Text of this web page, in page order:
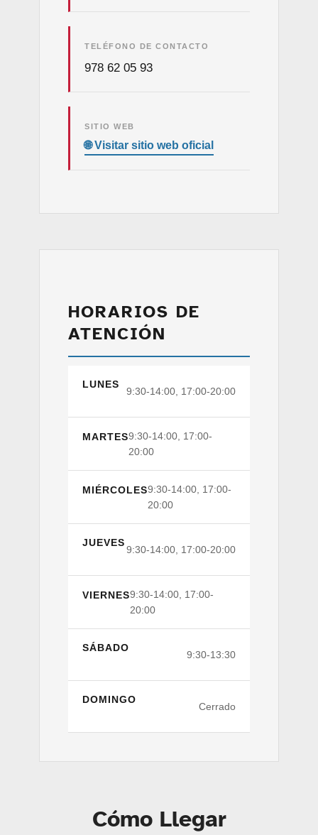
TELÉFONO DE CONTACTO
978 62 05 93
SITIO WEB
HORARIOS DE
ATENCIÓN
LUNES
9:30-14:00, 17:00-20:00
MARTES9:30-14:00, 17:00-
20:00
MIÉRCOLES9:30-14:00, 17:00-
20:00
JUEVES
9:30-14:00, 17:00-20:00
VIERNES9:30-14:00, 17:00-
20:00
SÁBADO
9:30-13:30
DOMINGO
Cerrado
Cómo Llegar